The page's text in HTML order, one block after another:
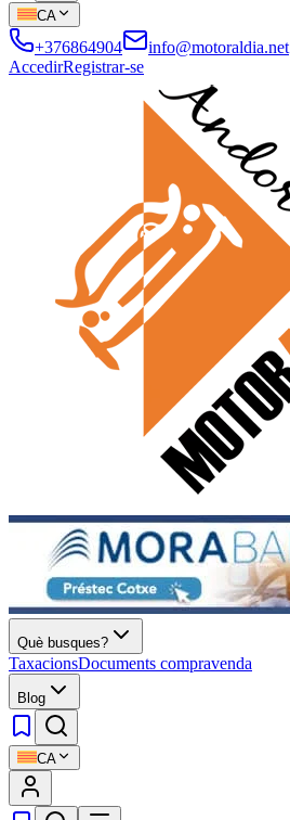
CA
+376864904
info@motoraldia.net
AccedirRegistrar-se
Què busques?
TaxacionsDocuments compravenda
Blog
CA